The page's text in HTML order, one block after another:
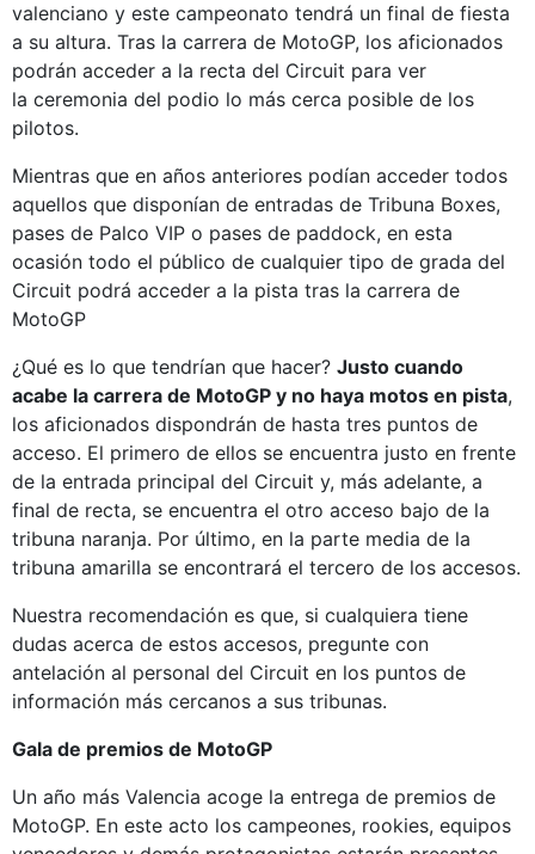
valenciano y este campeonato tendrá un final de fiesta
a su altura. Tras la carrera de MotoGP, los aficionados
podrán acceder a la recta del Circuit para ver
la ceremonia del podio lo más cerca posible de los
pilotos.
Mientras que en años anteriores podían acceder todos
aquellos que disponían de entradas de Tribuna Boxes,
pases de Palco VIP o pases de paddock, en esta
ocasión todo el público de cualquier tipo de grada del
Circuit podrá acceder a la pista tras la carrera de
MotoGP
¿Qué es lo que tendrían que hacer? Justo cuando
acabe la carrera de MotoGP y no haya motos en pista,
los aficionados dispondrán de hasta tres puntos de
acceso. El primero de ellos se encuentra justo en frente
de la entrada principal del Circuit y, más adelante, a
final de recta, se encuentra el otro acceso bajo de la
tribuna naranja. Por último, en la parte media de la
tribuna amarilla se encontrará el tercero de los accesos.
Nuestra recomendación es que, si cualquiera tiene
dudas acerca de estos accesos, pregunte con
antelación al personal del Circuit en los puntos de
información más cercanos a sus tribunas.
Gala de premios de MotoGP
Un año más Valencia acoge la entrega de premios de
MotoGP. En este acto los campeones, rookies, equipos